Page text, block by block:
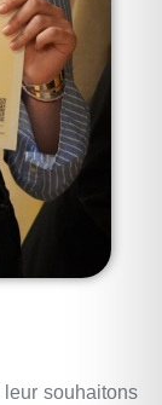
souhaitons